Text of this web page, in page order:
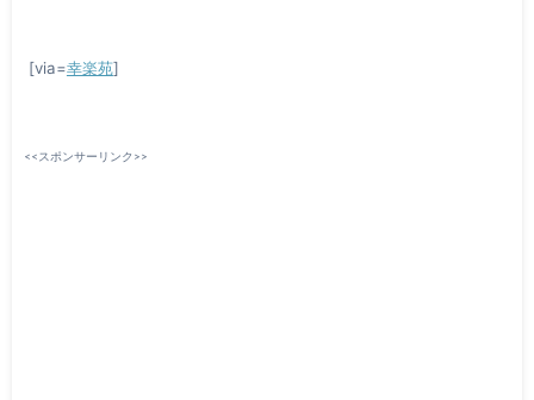
[via=幸楽苑]
<<スポンサーリンク>>